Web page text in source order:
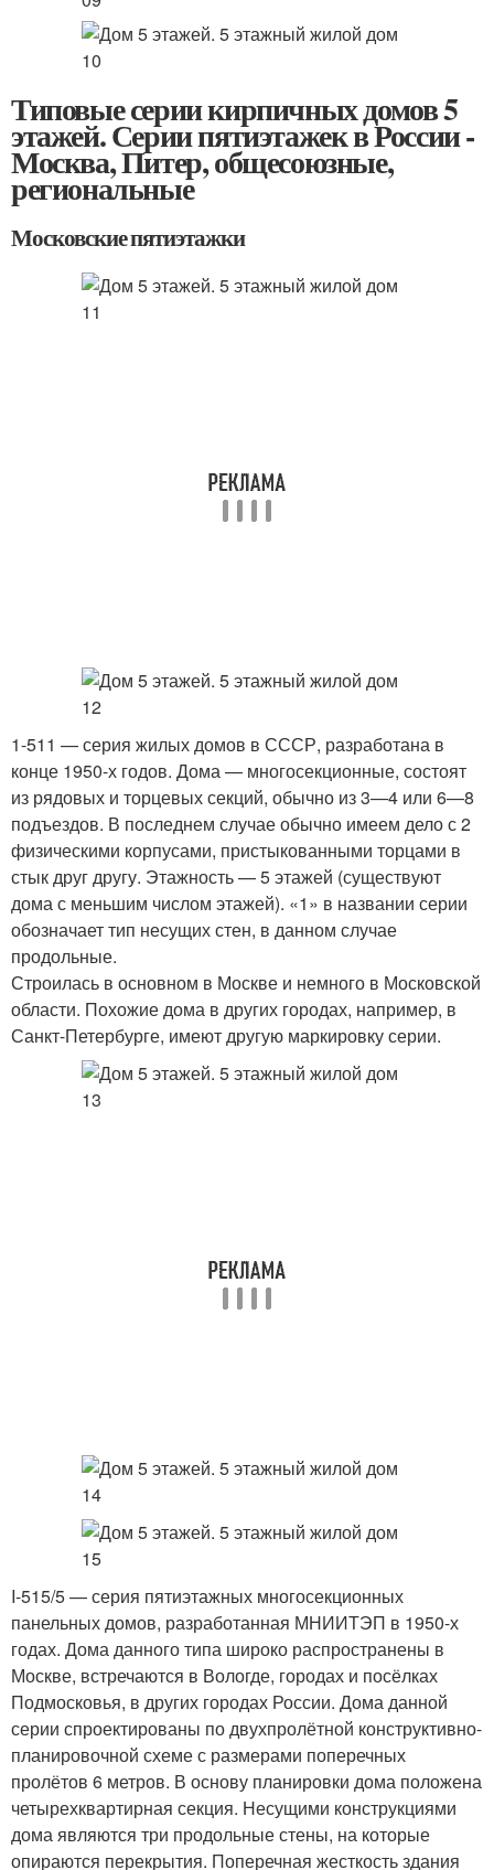
Типовые серии кирпичных домов 5
этажей. Серии пятиэтажек в России -
Москва, Питер, общесоюзные,
региональные
Московские пятиэтажки
1-511 — серия жилых домов в СССР, разработана в
конце 1950-х годов. Дома — многосекционные, состоят
из рядовых и торцевых секций, обычно из 3—4 или 6—8
подъездов. В последнем случае обычно имеем дело с 2
физическими корпусами, пристыкованными торцами в
стык друг другу. Этажность — 5 этажей (существуют
дома с меньшим числом этажей). «1» в названии серии
обозначает тип несущих стен, в данном случае
продольные.
Строилась в основном в Москве и немного в Московской
области. Похожие дома в других городах, например, в
Санкт-Петербурге, имеют другую маркировку серии.
I-515/5 — серия пятиэтажных многосекционных
панельных домов, разработанная МНИИТЭП в 1950-х
годах. Дома данного типа широко распространены в
Москве, встречаются в Вологде, городах и посёлках
Подмосковья, в других городах России. Дома данной
серии спроектированы по двухпролётной конструктивно-
планировочной схеме с размерами поперечных
пролётов 6 метров. В основу планировки дома положена
четырехквартирная секция. Несущими конструкциями
дома являются три продольные стены, на которые
опираются перекрытия. Поперечная жесткость здания